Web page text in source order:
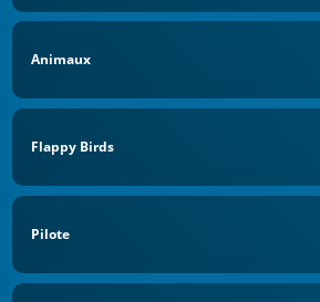
Animaux
Flappy Birds
Pilote